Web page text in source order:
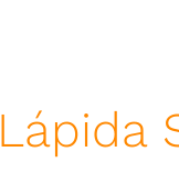
Lápida